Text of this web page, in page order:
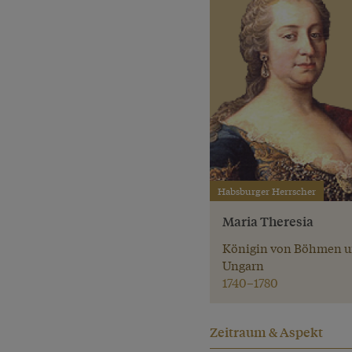
Habsburger Herrscher
Maria Theresia
Königin von Böhmen
Ungarn
1740–1780
Zeitraum & Aspekt